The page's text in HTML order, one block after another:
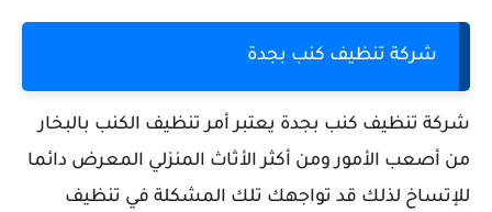
شركة تنظيف كنب بجدة
شركة تنظيف كنب بجدة يعتبر أمر تنظيف الكنب بالبخار
من أصعب الأمور ومن أكثر الأثاث المنزلي المعرض دائما
للإتساخ لذلك قد تواجهك تلك المشكلة في تنظيف